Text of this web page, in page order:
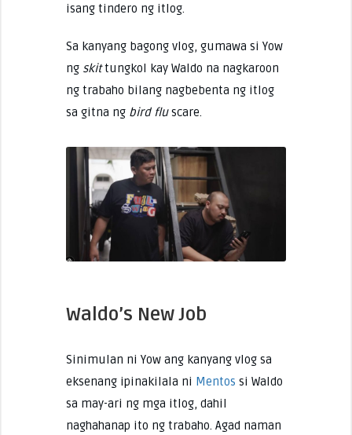
isang tindero ng itlog.
Sa kanyang bagong vlog, gumawa si Yow
ng skittungkol kay Waldo na nagkaroon
ng trabaho bilang nagbebenta ng itlog
sa gitna ng bird fluscare.
Waldo’s New Job
Sinimulan ni Yow ang kanyang vlog sa
eksenang ipinakilala ni Mentos si Waldo
sa may-ari ng mga itlog, dahil
naghahanap ito ng trabaho. Agad naman